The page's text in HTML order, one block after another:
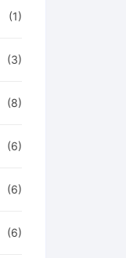
(1)
(3)
(8)
(6)
(6)
(6)